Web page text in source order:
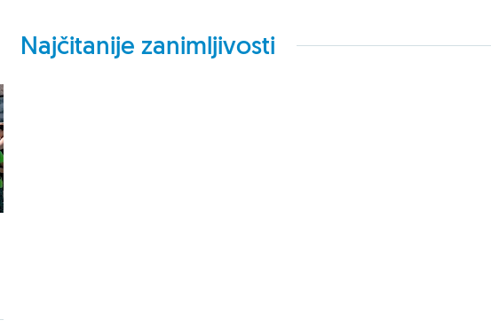
Najčitanije zanimljivosti